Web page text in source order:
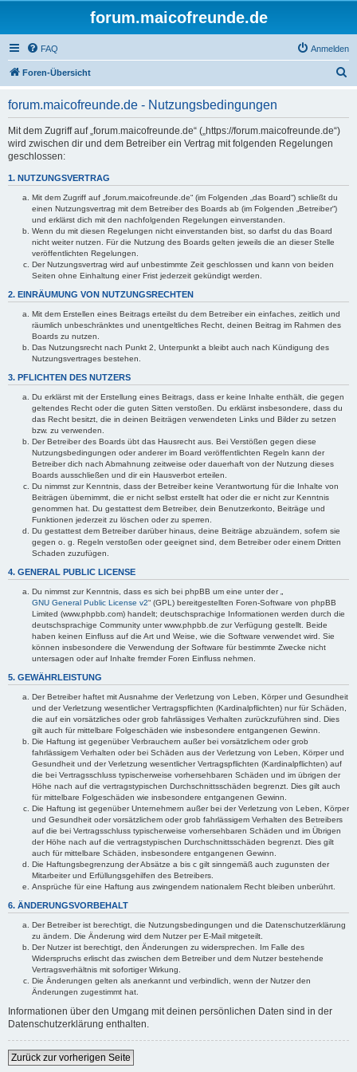
forum.maicofreunde.de
FAQ Anmelden
Foren-Übersicht
forum.maicofreunde.de - Nutzungsbedingungen
Mit dem Zugriff auf „forum.maicofreunde.de“ („https://forum.maicofreunde.de“)
wird zwischen dir und dem Betreiber ein Vertrag mit folgenden Regelungen
geschlossen:
1. NUTZUNGSVERTRAG
Mit dem Zugriff auf „forum.maicofreunde.de“ (im Folgenden „das Board“) schließt du
einen Nutzungsvertrag mit dem Betreiber des Boards ab (im Folgenden „Betreiber“)
und erklärst dich mit den nachfolgenden Regelungen einverstanden.
Wenn du mit diesen Regelungen nicht einverstanden bist, so darfst du das Board
nicht weiter nutzen. Für die Nutzung des Boards gelten jeweils die an dieser Stelle
veröffentlichten Regelungen.
Der Nutzungsvertrag wird auf unbestimmte Zeit geschlossen und kann von beiden
Seiten ohne Einhaltung einer Frist jederzeit gekündigt werden.
2. EINRÄUMUNG VON NUTZUNGSRECHTEN
Mit dem Erstellen eines Beitrags erteilst du dem Betreiber ein einfaches, zeitlich und
räumlich unbeschränktes und unentgeltliches Recht, deinen Beitrag im Rahmen des
Boards zu nutzen.
Das Nutzungsrecht nach Punkt 2, Unterpunkt a bleibt auch nach Kündigung des
Nutzungsvertrages bestehen.
3. PFLICHTEN DES NUTZERS
Du erklärst mit der Erstellung eines Beitrags, dass er keine Inhalte enthält, die gegen
geltendes Recht oder die guten Sitten verstoßen. Du erklärst insbesondere, dass du
das Recht besitzt, die in deinen Beiträgen verwendeten Links und Bilder zu setzen
bzw. zu verwenden.
Der Betreiber des Boards übt das Hausrecht aus. Bei Verstößen gegen diese
Nutzungsbedingungen oder anderer im Board veröffentlichten Regeln kann der
Betreiber dich nach Abmahnung zeitweise oder dauerhaft von der Nutzung dieses
Boards ausschließen und dir ein Hausverbot erteilen.
Du nimmst zur Kenntnis, dass der Betreiber keine Verantwortung für die Inhalte von
Beiträgen übernimmt, die er nicht selbst erstellt hat oder die er nicht zur Kenntnis
genommen hat. Du gestattest dem Betreiber, dein Benutzerkonto, Beiträge und
Funktionen jederzeit zu löschen oder zu sperren.
Du gestattest dem Betreiber darüber hinaus, deine Beiträge abzuändern, sofern sie
gegen o. g. Regeln verstoßen oder geeignet sind, dem Betreiber oder einem Dritten
Schaden zuzufügen.
4. GENERAL PUBLIC LICENSE
Du nimmst zur Kenntnis, dass es sich bei phpBB um eine unter der „
GNU General Public License v2“ (GPL) bereitgestellten Foren-Software von phpBB
Limited (www.phpbb.com) handelt; deutschsprachige Informationen werden durch die
deutschsprachige Community unter www.phpbb.de zur Verfügung gestellt. Beide
haben keinen Einfluss auf die Art und Weise, wie die Software verwendet wird. Sie
können insbesondere die Verwendung der Software für bestimmte Zwecke nicht
untersagen oder auf Inhalte fremder Foren Einfluss nehmen.
5. GEWÄHRLEISTUNG
Der Betreiber haftet mit Ausnahme der Verletzung von Leben, Körper und Gesundheit
und der Verletzung wesentlicher Vertragspflichten (Kardinalpflichten) nur für Schäden,
die auf ein vorsätzliches oder grob fahrlässiges Verhalten zurückzuführen sind. Dies
gilt auch für mittelbare Folgeschäden wie insbesondere entgangenen Gewinn.
Die Haftung ist gegenüber Verbrauchern außer bei vorsätzlichem oder grob
fahrlässigem Verhalten oder bei Schäden aus der Verletzung von Leben, Körper und
Gesundheit und der Verletzung wesentlicher Vertragspflichten (Kardinalpflichten) auf
die bei Vertragsschluss typischerweise vorhersehbaren Schäden und im übrigen der
Höhe nach auf die vertragstypischen Durchschnittsschäden begrenzt. Dies gilt auch
für mittelbare Folgeschäden wie insbesondere entgangenen Gewinn.
Die Haftung ist gegenüber Unternehmern außer bei der Verletzung von Leben, Körper
und Gesundheit oder vorsätzlichem oder grob fahrlässigem Verhalten des Betreibers
auf die bei Vertragsschluss typischerweise vorhersehbaren Schäden und im Übrigen
der Höhe nach auf die vertragstypischen Durchschnittsschäden begrenzt. Dies gilt
auch für mittelbare Schäden, insbesondere entgangenen Gewinn.
Die Haftungsbegrenzung der Absätze a bis c gilt sinngemäß auch zugunsten der
Mitarbeiter und Erfüllungsgehilfen des Betreibers.
Ansprüche für eine Haftung aus zwingendem nationalem Recht bleiben unberührt.
6. ÄNDERUNGSVORBEHALT
Der Betreiber ist berechtigt, die Nutzungsbedingungen und die Datenschutzerklärung
zu ändern. Die Änderung wird dem Nutzer per E-Mail mitgeteilt.
Der Nutzer ist berechtigt, den Änderungen zu widersprechen. Im Falle des
Widerspruchs erlischt das zwischen dem Betreiber und dem Nutzer bestehende
Vertragsverhältnis mit sofortiger Wirkung.
Die Änderungen gelten als anerkannt und verbindlich, wenn der Nutzer den
Änderungen zugestimmt hat.
Informationen über den Umgang mit deinen persönlichen Daten sind in der
Datenschutzerklärung enthalten.
Zurück zur vorherigen Seite